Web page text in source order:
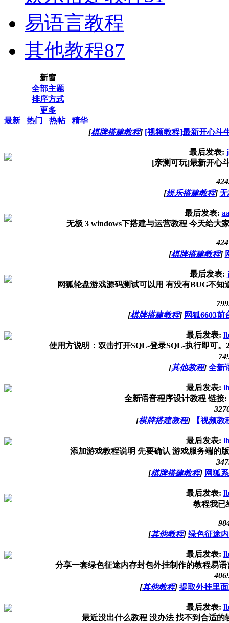
易语言教程
其他教程87
新窗
全部主题
排序方式
更多
最新
热门 热帖
精华
[棋牌搭建教程] [视频教程]最新开心斗
最后发表:
[亲测可玩]最新开心
[娱乐搭建教程]
最后发表:
无极 3 windows下搭建与运营教程 今天给大
[棋牌搭建教程]
最后发表:
网狐轮盘游戏源码测试可以用 有没有BUG不知
[棋牌搭建教程] 网狐6603
最后发表:
使用方说明：双击打开SQL-登录SQL-执行即可
[其他教程] 全新
最后发表:
全新语音程序设计教程 链接:
[棋牌搭建教程] 【视频
最后发表:
添加游戏教程说明 先要确认 游戏服务端的
[棋牌搭建教程] 网狐
最后发表:
教程我已
[其他教程] 绿色征途
最后发表:
分享一套绿色征途内存封包外挂制作的教程易
[其他教程] 提取外挂里
最后发表:
最近没出什么教程 没办法 找不到合适